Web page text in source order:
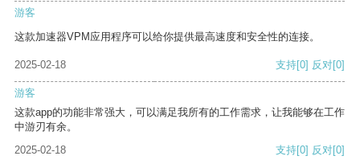
游客
这款加速器VPM应用程序可以给你提供最高速度和安全性的连接。
2025-02-18 支持[0] 反对[0]
游客
这款app的功能非常强大，可以满足我所有的工作需求，让我能够在工作
中游刃有余。
2025-02-18
支持[0] 反对[0]